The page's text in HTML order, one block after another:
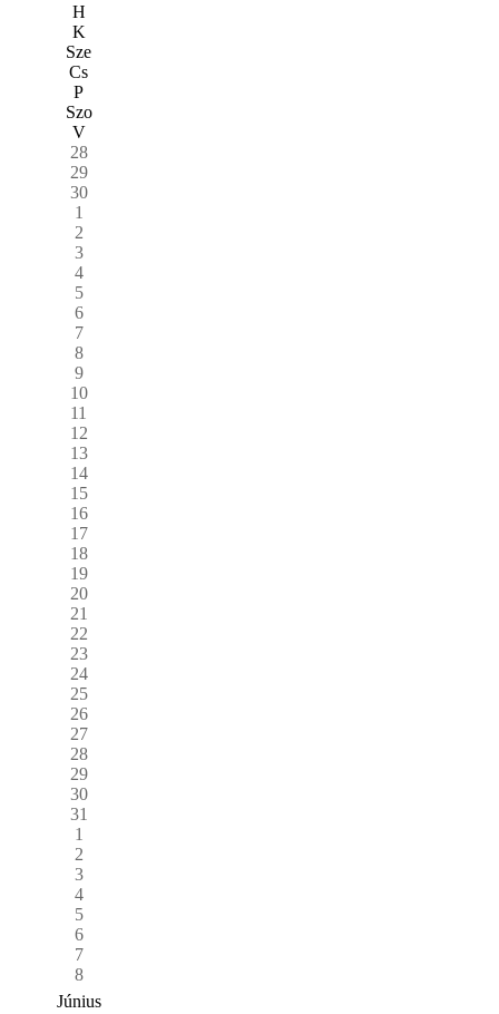
H
K
Sze
Cs
P
Szo
V
28
29
30
1
2
3
4
5
6
7
8
9
10
11
12
13
14
15
16
17
18
19
20
21
22
23
24
25
26
27
28
29
30
31
1
2
3
4
5
6
7
8
Június